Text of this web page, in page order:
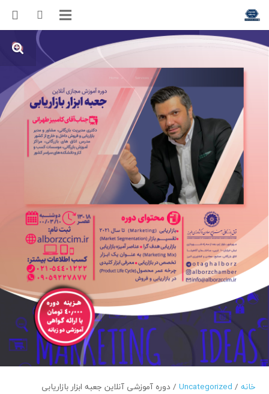
خانه /
Uncategorized / دوره آموزشی آنلاین جعبه ابزار بازاریابی